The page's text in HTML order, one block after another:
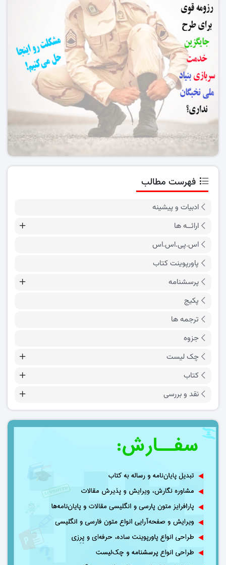
فهرست مطالب
ادبیات و پیشینه
ارائــه ها
اس.پی.اس.اس
پاورپوینت کتاب
پرسشنامه
پکیج
ترجمه ها
جزوه
چک لیست
کتاب
نقد و بررسی